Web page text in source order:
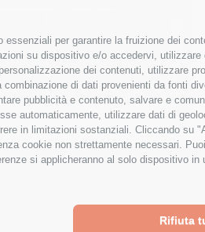
per garantire la fruizione dei
su dispositivo e/o accedervi,
dei contenuti, utilizzare
di dati provenienti da fonti
pubblicità e contenuto, salvare e
automaticamente, utilizzare dati di
in limitazioni sostanziali. Cliccando
cookie non strettamente necessari.
si applicheranno al solo dispositivo in
Rifiuta